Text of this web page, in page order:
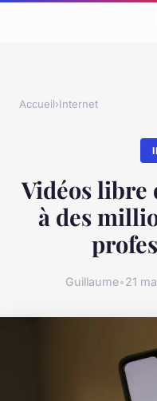
Accueil›Internet
Vidéos libre
à des
Guillaume•21